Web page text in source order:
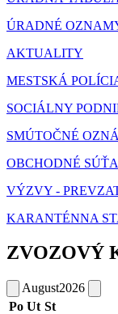
ÚRADNÉ
AKTUALITY
MESTSKÁ
SOCIÁLNY
SMÚTOČNÉ
OBCHODNÉ
VÝZVY -
KARANTÉNNA
ZVOZOVÝ
August2026
Po Ut St